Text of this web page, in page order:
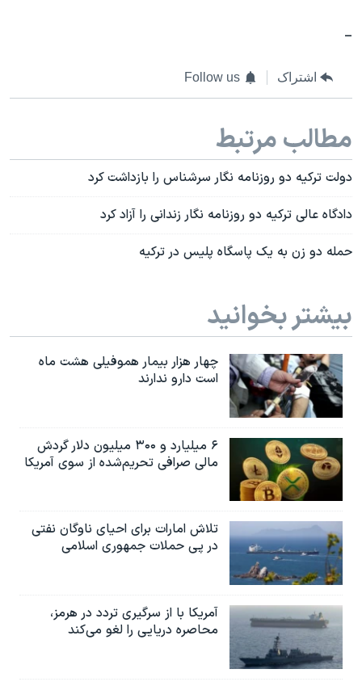
_
اشتراک Follow us
مطالب مرتبط
دولت ترکیه دو روزنامه نگار سرشناس را بازداشت کرد
دادگاه عالی ترکیه دو روزنامه نگار زندانی را آزاد کرد
حمله دو زن به یک پاسگاه پلیس در ترکیه
بیشتر بخوانید
چهار هزار بیمار هموفیلی هشت ماه
است دارو ندارند
۶ میلیارد و ۳۰۰ میلیون دلار گردش
مالی صرافی تحریم‌شده از سوی آمریکا
تلاش امارات برای احیای ناوگان نفتی
در پی حملات جمهوری اسلامی
آمریکا با از سرگیری تردد در هرمز،
محاصره دریایی را لغو می‌کند